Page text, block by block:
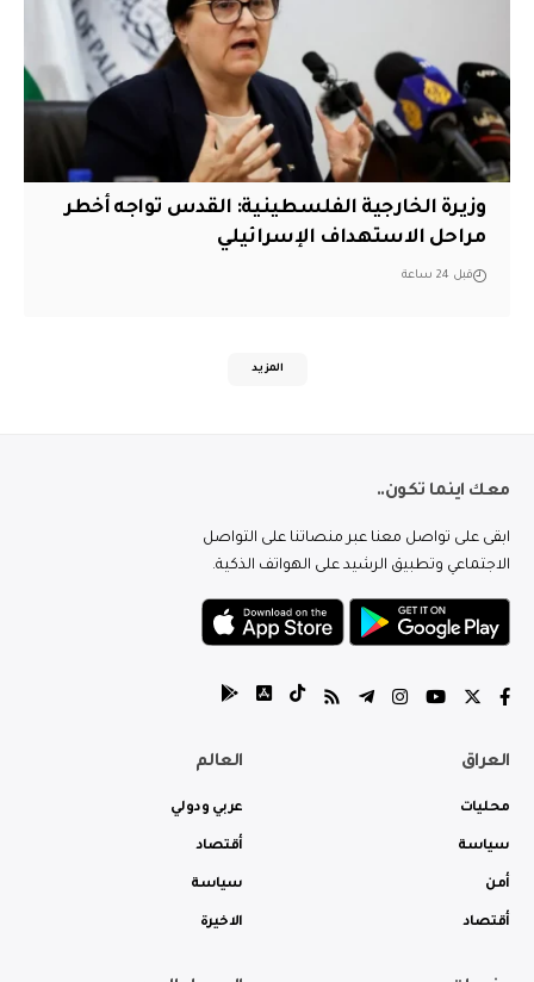
وزيرة الخارجية الفلسطينية: القدس تواجه أخطر
مراحل الاستهداف الإسرائيلي
قبل 24 ساعة
المزيد
معك اينما تكون..
ابقى على تواصل معنا عبر منصاتنا على التواصل
الاجتماعي وتطبيق الرشيد على الهواتف الذكية.
العراق
محليات
سياسة
أمن
أقتصاد
العالم
عربي ودولي
أقتصاد
سياسة
الاخيرة